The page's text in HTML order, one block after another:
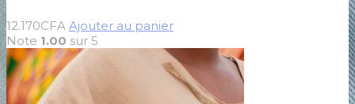
12.170CFA Ajouter au panier
Note 1.00 sur 5